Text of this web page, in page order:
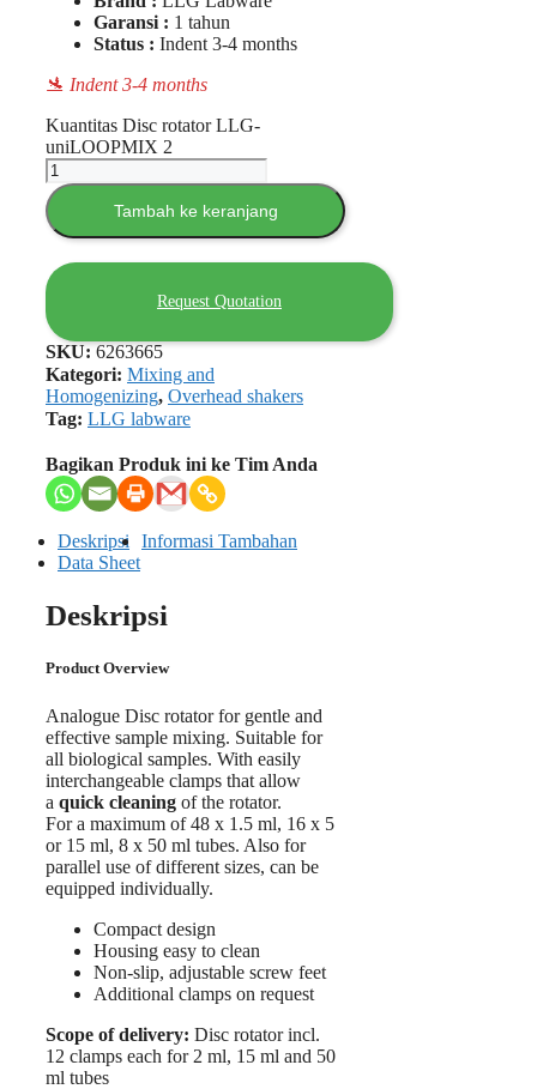
Garansi : 1 tahun
Status : Indent 3-4 months
🛬 Indent 3-4 months
Kuantitas Disc rotator LLG-
uniLOOPMIX 2
Tambah ke keranjang
Request Quotation
SKU: 6263665
Kategori: Mixing and
Homogenizing, Overhead shakers
Tag: LLG labware
Bagikan Produk ini ke Tim Anda
Deskripsi Informasi Tambahan
Data Sheet
Deskripsi
Product Overview
Analogue Disc rotator for gentle and
effective sample mixing. Suitable for
all biological samples. With easily
interchangeable clamps that allow
a quick cleaning of the rotator.
For a maximum of 48 x 1.5 ml, 16 x 5
or 15 ml, 8 x 50 ml tubes. Also for
parallel use of different sizes, can be
equipped individually.
Compact design
Housing easy to clean
Non-slip, adjustable screw feet
Additional clamps on request
Scope of delivery: Disc rotator incl.
12 clamps each for 2 ml, 15 ml and 50
ml tubes